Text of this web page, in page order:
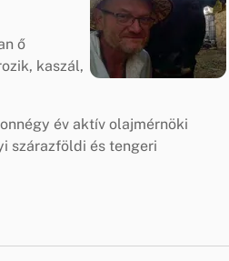
ő
kaszál,
év aktív olajmérnöki
szárazföldi és tengeri